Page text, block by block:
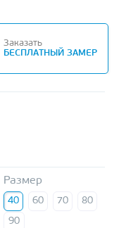
Заказать
БЕСПЛАТНЫЙ ЗАМЕР
Размер
40 60 70
80
90